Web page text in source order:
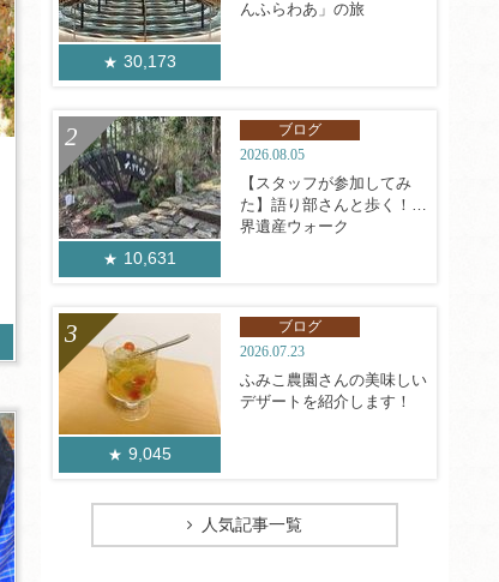
30,173
んふらわあ」の旅
10,631
ブログ
2026.08.05
【スタッフが参加してみ
た】語り部さんと歩く！世
界遺産ウォーク
9,045
ブログ
2026.07.23
ふみこ農園さんの美味しい
デザートを紹介します！
人気記事一覧